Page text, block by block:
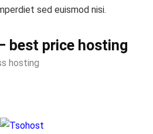
sed euismod nisi.
best price hosting
hosting